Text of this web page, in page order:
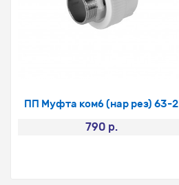
ПП Муфта комб (нар рез) 63-2
790 р.